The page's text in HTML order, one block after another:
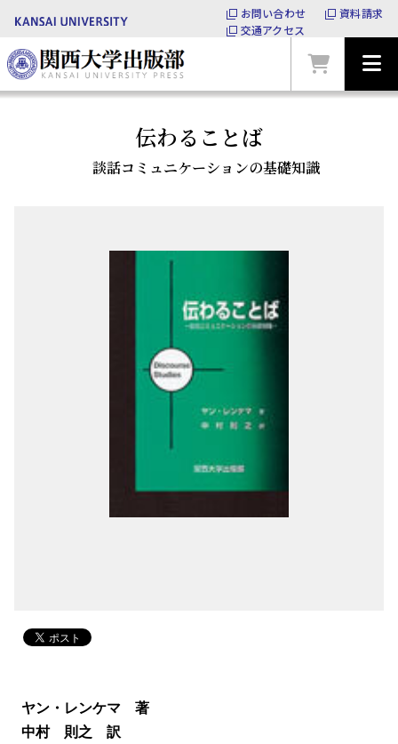
お問い合わせ
資料請求
交通アクセス
伝わることば
談話コミュニケーションの基礎知識
ヤン・レンケマ 著
中村 則之 訳